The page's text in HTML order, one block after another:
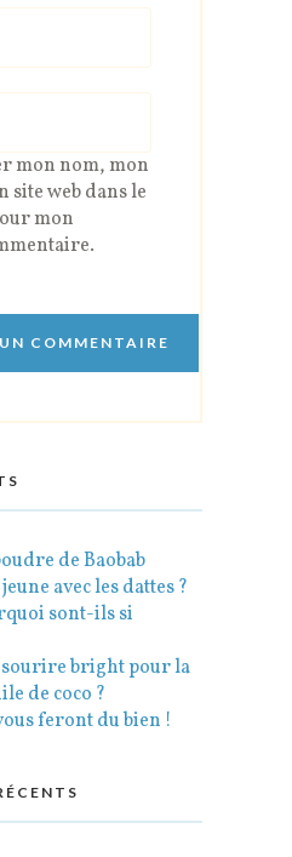
mon nom, mon
site web dans le
mon
de Baobab
avec les dattes ?
sont-ils si
sourire bright pour la
de coco ?
feront du bien !